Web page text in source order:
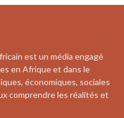
est un média engagé
en Afrique et dans le
économiques, sociales
comprendre les réalités et